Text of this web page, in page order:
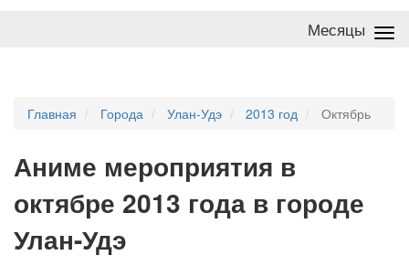
Месяцы
Главная Города Улан-Удэ 2013 год Октябрь
Аниме мероприятия в
октябре 2013 года в городе
Улан-Удэ